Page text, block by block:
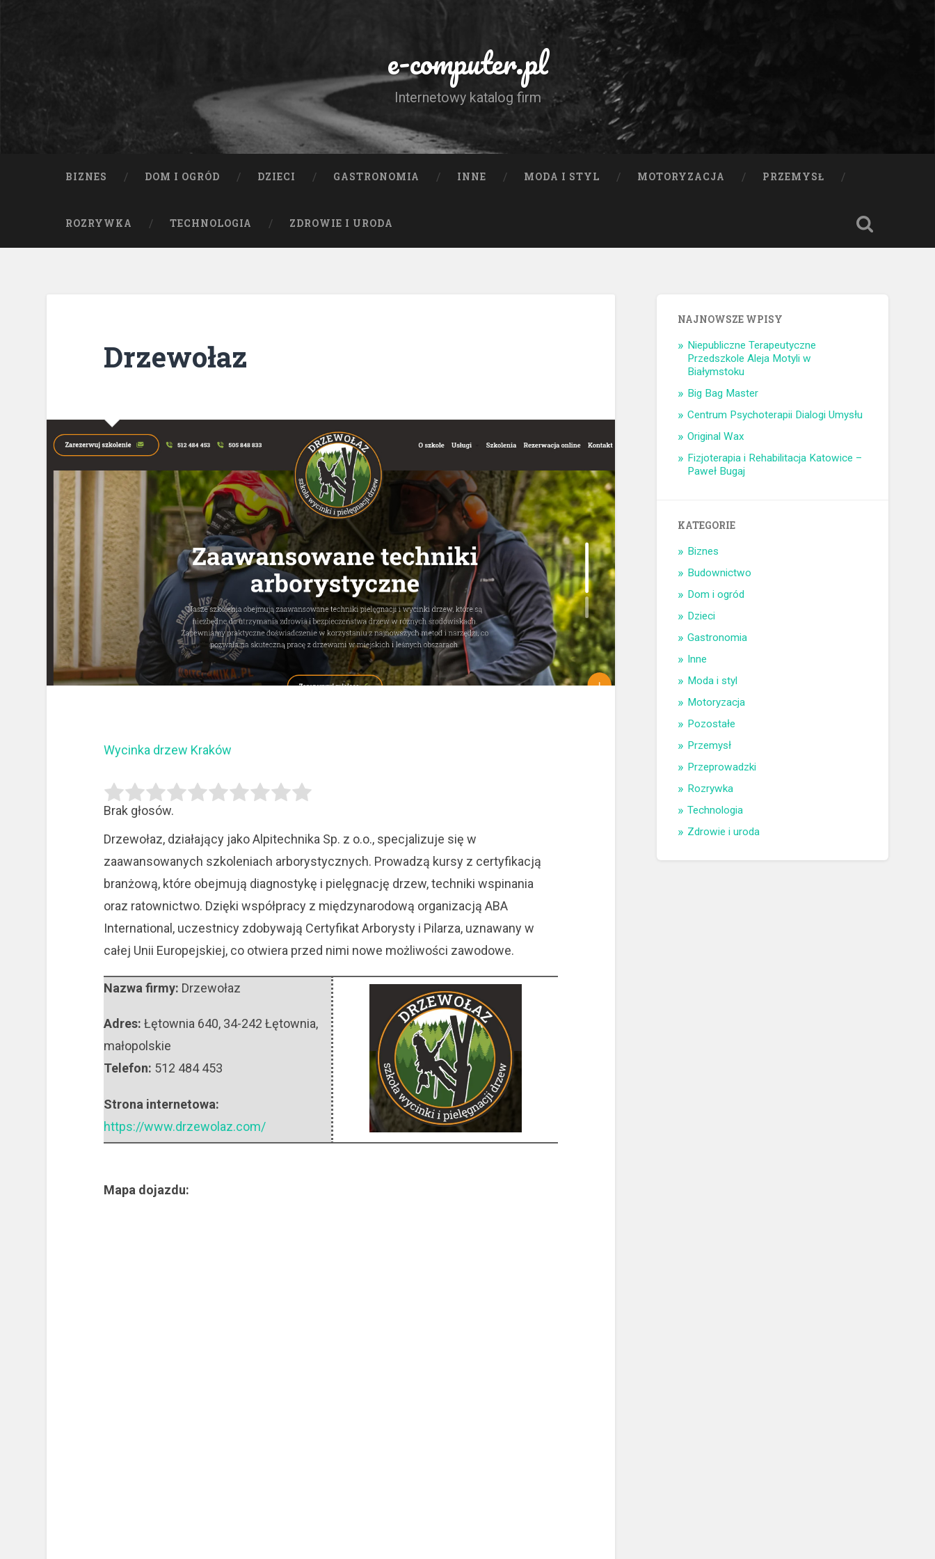
e-computer.pl
Internetowy katalog firm
BIZNES DOM I OGRÓD DZIECI GASTRONOMIA INNE MODA I STYL MOTORYZACJA PRZEMYSŁ
ROZRYWKA TECHNOLOGIA ZDROWIE I URODA
Drzewołaz
Wycinka drzew Kraków
Brak głosów.
Drzewołaz, działający jako Alpitechnika Sp. z o.o., specjalizuje się w
zaawansowanych szkoleniach arborystycznych. Prowadzą kursy z certyfikacją
branżową, które obejmują diagnostykę i pielęgnację drzew, techniki wspinania
oraz ratownictwo. Dzięki współpracy z międzynarodową organizacją ABA
International, uczestnicy zdobywają Certyfikat Arborysty i Pilarza, uznawany w
całej Unii Europejskiej, co otwiera przed nimi nowe możliwości zawodowe.
Nazwa firmy: Drzewołaz
Adres: Łętownia 640, 34-242 Łętownia,
małopolskie
Telefon: 512 484 453
Strona internetowa:
https://www.drzewolaz.com/
Mapa dojazdu:
NAJNOWSZE WPISY
Niepubliczne Terapeutyczne
Przedszkole Aleja Motyli w
Białymstoku
Big Bag Master
Centrum Psychoterapii Dialogi Umysłu
Original Wax
Fizjoterapia i Rehabilitacja Katowice –
Paweł Bugaj
KATEGORIE
Biznes
Budownictwo
Dom i ogród
Dzieci
Gastronomia
Inne
Moda i styl
Motoryzacja
Pozostałe
Przemysł
Przeprowadzki
Rozrywka
Technologia
Zdrowie i uroda